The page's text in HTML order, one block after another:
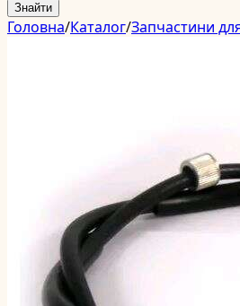
Знайти
Головна/Каталог/Запчастини